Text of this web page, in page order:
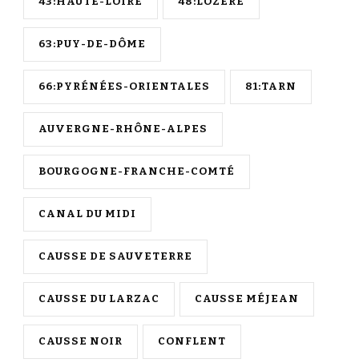
63:PUY-DE-DÔME
66:PYRÉNÉES-ORIENTALES 81:TARN
AUVERGNE-RHÔNE-ALPES
BOURGOGNE-FRANCHE-COMTÉ
CANAL DU MIDI
CAUSSE DE SAUVETERRE
CAUSSE DU LARZAC CAUSSE MÉJEAN
CAUSSE NOIR CONFLENT